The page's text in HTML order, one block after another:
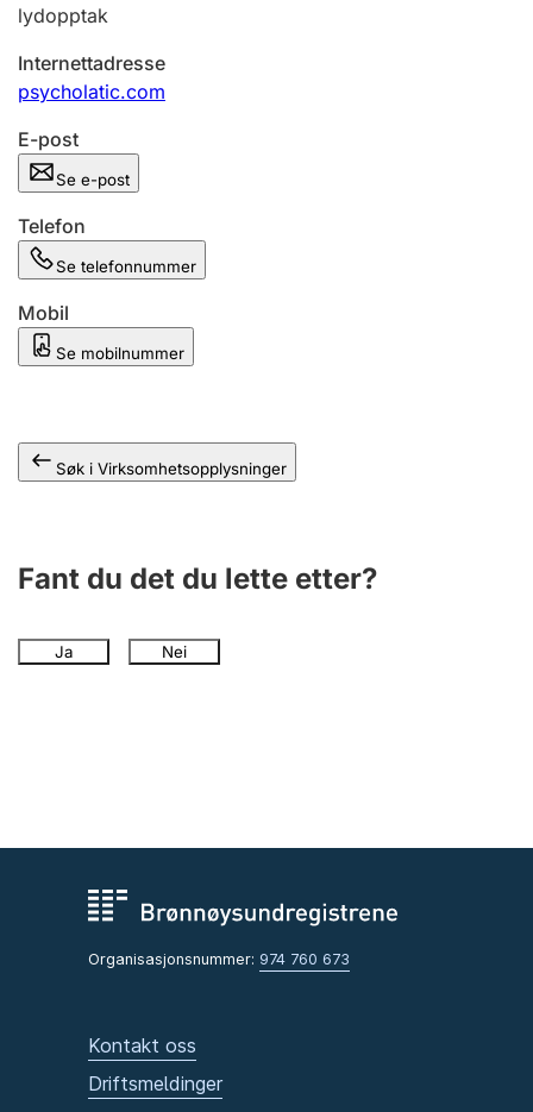
Andre tema
lydopptak
Internettadresse
psycholatic.com
E-post
Se e-post
Telefon
Se telefonnummer
Mobil
Se mobilnummer
Søk i Virksomhetsopplysninger
Fant du det du lette etter?
Ja Nei
Organisasjonsnummer: 974 760 673
Kontakt oss
Driftsmeldinger